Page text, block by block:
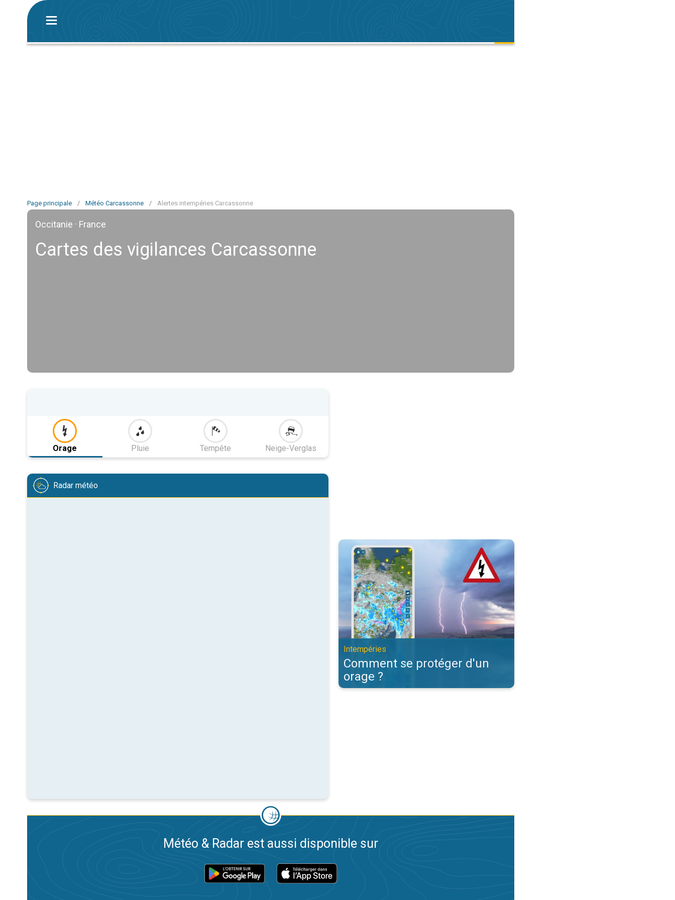
Page principale / Météo Carcassonne / Alertes intempéries Carcassonne
Occitanie · France
Cartes des vigilances Carcassonne
Orage Pluie Tempête Neige-Verglas
Radar météo
Comment se protéger d'un orage ?. Intempéries. . .
Intempéries
Comment se protéger d'un
orage ?
Météo & Radar est aussi disponible sur